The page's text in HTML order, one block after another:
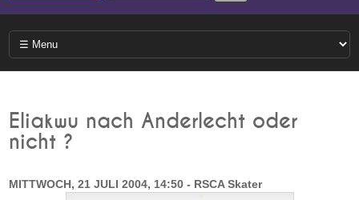
Eliakwu nach Anderlecht oder
nicht ?
MITTWOCH, 21 JULI 2004, 14:50 - RSCA Skater